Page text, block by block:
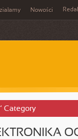
Nowości
Category